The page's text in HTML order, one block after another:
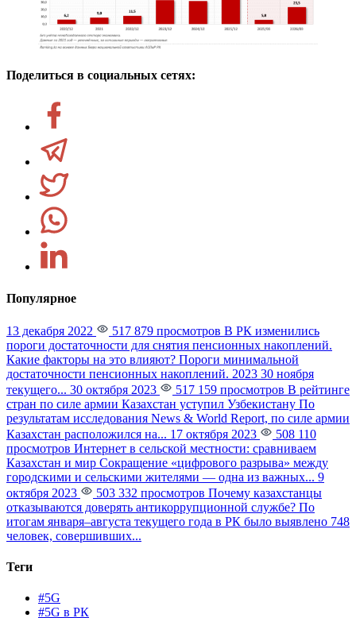
Поделиться в социальных сетях:
Популярное
13 декабря 2022 517 879 просмотров В РК изменились
пороги достаточности для снятия пенсионных накоплений.
Какие факторы на это влияют? Пороги минимальной
достаточности пенсионных накоплений. 2023 30 ноября
текущего... 30 октября 2023 517 159 просмотров В рейтинге
стран по силе армии Казахстан уступил Узбекистану По
результатам исследования News & World Report, по силе армии
Казахстан расположился на... 17 октября 2023
508 110
просмотров Интернет в сельской местности: сравниваем
Казахстан и мир Сокращение «цифрового разрыва» между
городскими и сельскими жителями — одна из важных... 9
октября 2023
503 332 просмотров Почему казахстанцы
отказываются доверять антикоррупционной службе? По
итогам января–августа текущего года в РК было выявлено 748
человек, совершивших...
Теги
#5G
#5G в РК